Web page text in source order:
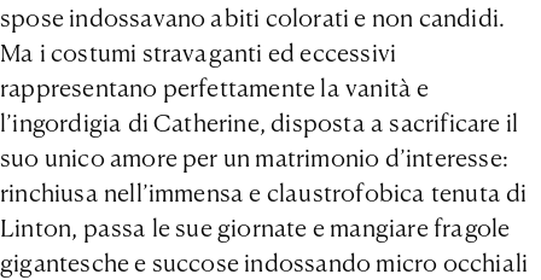
spose indossavano abiti colorati e non candidi.
Ma i costumi stravaganti ed eccessivi
rappresentano perfettamente la vanità e
l’ingordigia di Catherine, disposta a sacrificare il
suo unico amore per un matrimonio d’interesse:
rinchiusa nell’immensa e claustrofobica tenuta di
Linton, passa le sue giornate e mangiare fragole
gigantesche e succose indossando micro occhiali